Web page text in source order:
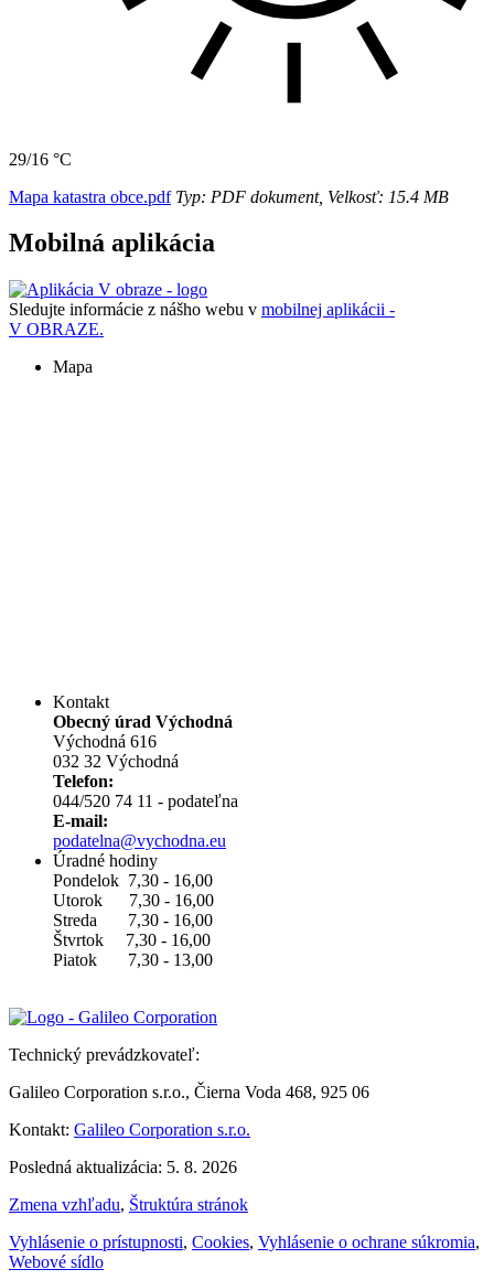
29/16 °C
Mapa katastra obce.pdfTyp: PDF dokument, Velkosť: 15.4 MB
Mobilná aplikácia
Sledujte informácie z nášho webu v mobilnej aplikácii -
V OBRAZE.
Mapa
Kontakt
Obecný úrad Východná
Východná 616
032 32 Východná
Telefon:
044/520 74 11 - podateľna
E-mail:
podatelna@vychodna.eu
Úradné hodiny
Pondelok 7,30 - 16,00
Utorok 7,30 - 16,00
Streda 7,30 - 16,00
Štvrtok 7,30 - 16,00
Piatok 7,30 - 13,00
Technický prevádzkovateľ:
Galileo Corporation s.r.o., Čierna Voda 468, 925 06
Kontakt: Galileo Corporation s.r.o.
Posledná aktualizácia: 5. 8. 2026
Zmena vzhľadu, Štruktúra stránok
Vyhlásenie o prístupnosti, Cookies, Vyhlásenie o ochrane súkromia,
Webové sídlo